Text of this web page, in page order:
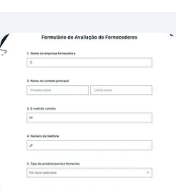
página de resultados no
forms.app. Tente criar seu
formulário de avaliação de
audiência!